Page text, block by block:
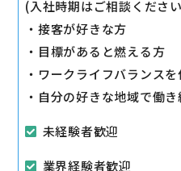
※会議等の場合には9:00-
駅から徒歩10分以内
(入社時期はご相談くださ
・接客が好きな方
・目標があると燃える方
・ワークライフバランス
・自分の好きな地域で働
未経験者歓迎
業界経験者歓迎